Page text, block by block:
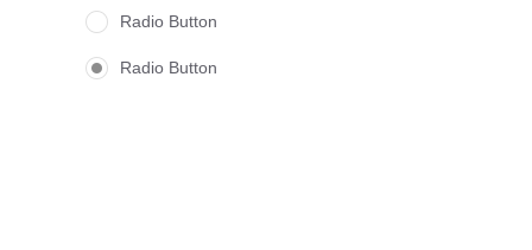
Radio Button
Radio Button